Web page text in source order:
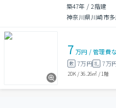
築47年 /2階建
神奈川県川崎市
7 万円 /管理費
敷 7万円礼 7万
2DK /36.26㎡ / 1階